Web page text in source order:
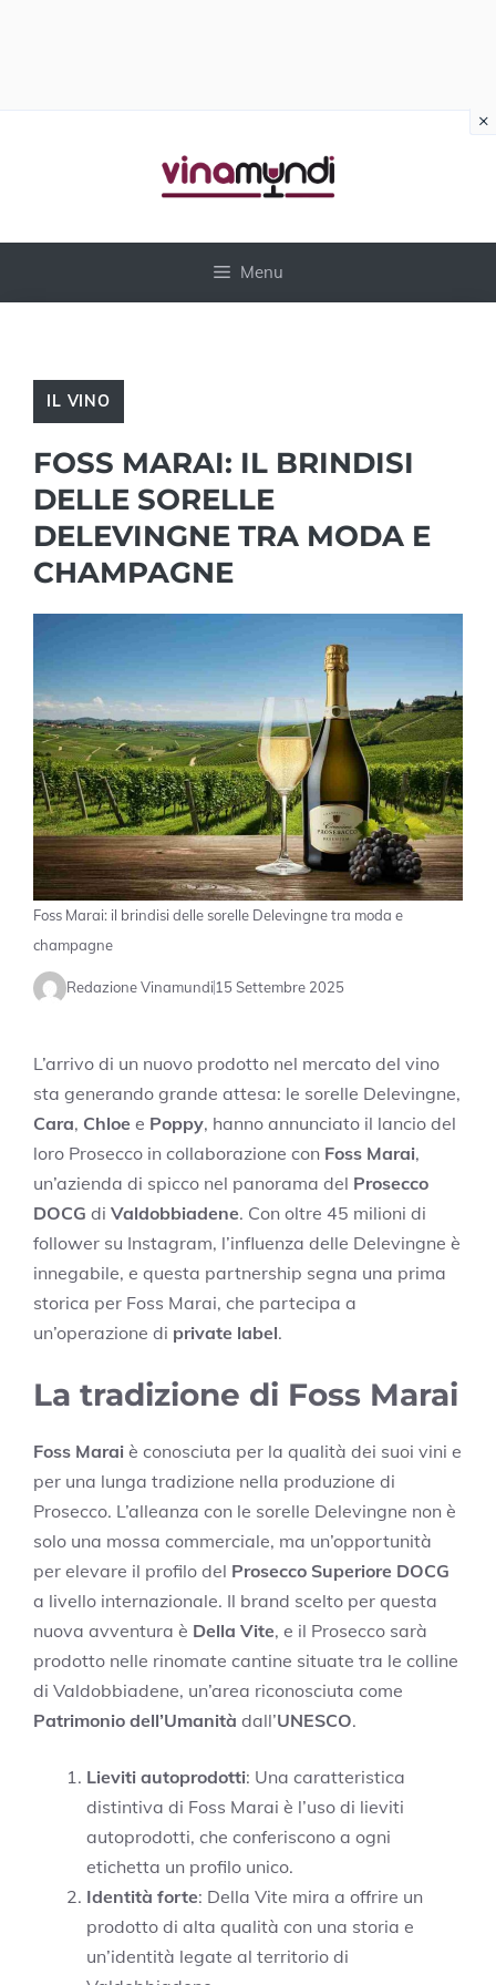
Menu
IL VINO
FOSS MARAI: IL BRINDISI
DELLE SORELLE
DELEVINGNE TRA MODA E
CHAMPAGNE
Foss Marai: il brindisi delle sorelle Delevingne tra moda e
champagne
Redazione Vinamundi15 Settembre 2025
L’arrivo di un nuovo prodotto nel mercato del vino
sta generando grande attesa: le sorelle Delevingne,
Cara, Chloe e Poppy, hanno annunciato il lancio del
loro Prosecco in collaborazione con Foss Marai,
un’azienda di spicco nel panorama del Prosecco
DOCG di Valdobbiadene. Con oltre 45 milioni di
follower su Instagram, l’influenza delle Delevingne è
innegabile, e questa partnership segna una prima
storica per Foss Marai, che partecipa a
un’operazione di private label.
La tradizione di Foss Marai
Foss Marai è conosciuta per la qualità dei suoi vini e
per una lunga tradizione nella produzione di
Prosecco. L’alleanza con le sorelle Delevingne non è
solo una mossa commerciale, ma un’opportunità
per elevare il profilo del Prosecco Superiore DOCG
a livello internazionale. Il brand scelto per questa
nuova avventura è Della Vite, e il Prosecco sarà
prodotto nelle rinomate cantine situate tra le colline
di Valdobbiadene, un’area riconosciuta come
Patrimonio dell’Umanità dall’UNESCO.
Lieviti autoprodotti: Una caratteristica
distintiva di Foss Marai è l’uso di lieviti
autoprodotti, che conferiscono a ogni
etichetta un profilo unico.
Identità forte: Della Vite mira a offrire un
prodotto di alta qualità con una storia e
un’identità legate al territorio di
×